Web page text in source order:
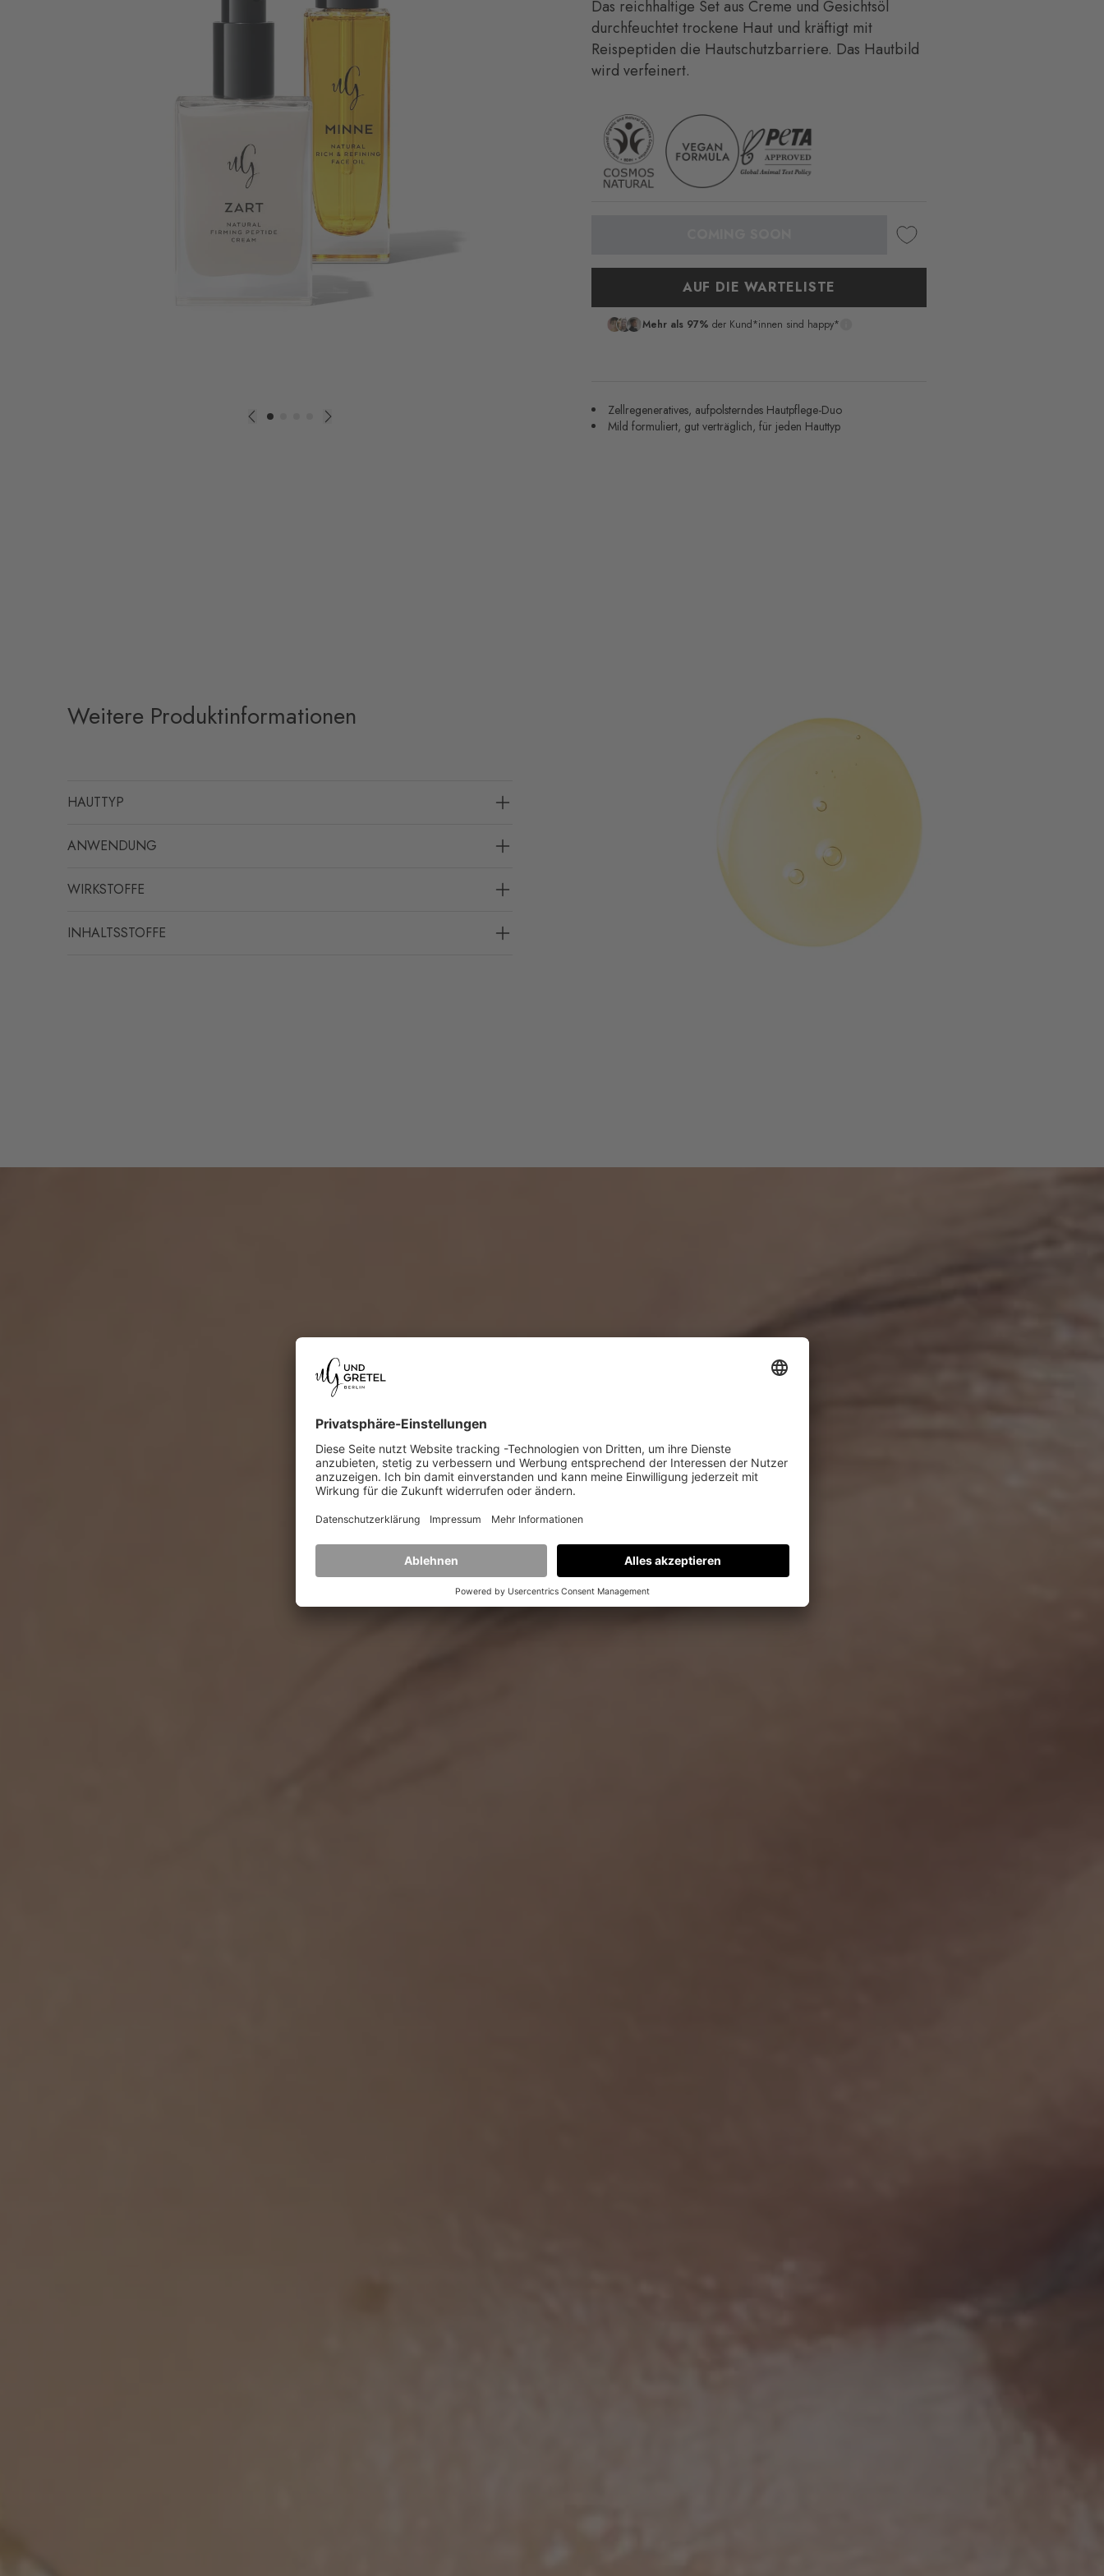
Das reichhaltige Set aus Creme und Gesichtsöl
durchfeuchtet trockene Haut und kräftigt mit
Reispeptiden die Hautschutzbarriere. Das Hautbild
wird verfeinert.
AUF DIE WARTELISTE
Mehr als 97% der Kund*innen sind happy*
Zellregeneratives, aufpolsterndes Hautpflege-Duo
Mild formuliert, gut verträglich, für jeden Hauttyp
Weitere Produktinformationen
HAUTTYP
ANWENDUNG
WIRKSTOFFE
INHALTSSTOFFE